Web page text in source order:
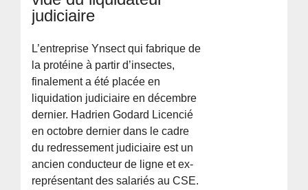
judiciaire
L’entreprise Ynsect qui fabrique de
la protéine à partir d’insectes,
finalement a été placée en
liquidation judiciaire en décembre
dernier. Hadrien Godard Licencié
en octobre dernier dans le cadre
du redressement judiciaire est un
ancien conducteur de ligne et ex-
représentant des salariés au CSE.